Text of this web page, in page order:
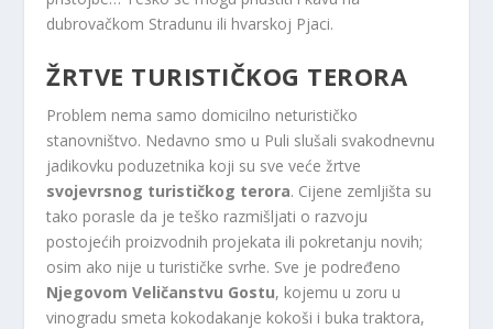
dubrovačkom Stradunu ili hvarskoj Pjaci.
ŽRTVE TURISTIČKOG TERORA
Problem nema samo domicilno neturističko
stanovništvo. Nedavno smo u Puli slušali svakodnevnu
jadikovku poduzetnika koji su sve veće žrtve
svojevrsnog turističkog terora. Cijene zemljišta su
tako porasle da je teško razmišljati o razvoju
postojećih proizvodnih projekata ili pokretanju novih;
osim ako nije u turističke svrhe. Sve je podređeno
Njegovom Veličanstvu Gostu, kojemu u zoru u
vinogradu smeta kokodakanje kokoši i buka traktora,